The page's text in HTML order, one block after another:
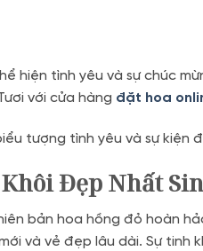
hiện tình yêu và sự chúc
với cửa hàng đặt hoa
tượng tình yêu và sự kiện
Đẹp Nhất
bản hoa hồng đỏ hoàn
và vẻ đẹp lâu dài. Sự